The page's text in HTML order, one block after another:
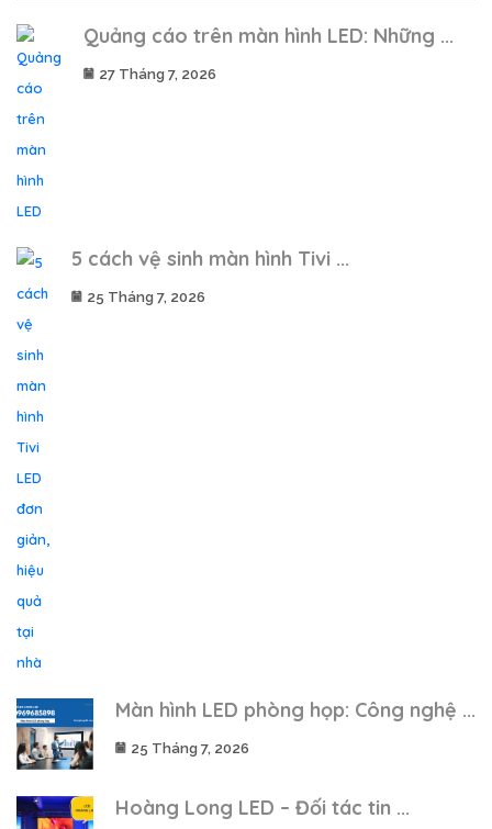
Quảng cáo trên màn hình LED: Những ...
27 Tháng 7, 2026
5 cách vệ sinh màn hình Tivi ...
25 Tháng 7, 2026
Màn hình LED phòng họp: Công nghệ ...
25 Tháng 7, 2026
Hoàng Long LED – Đối tác tin ...